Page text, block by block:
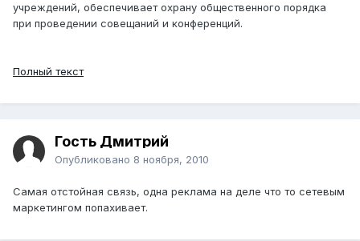
учреждений, обеспечивает охрану общественного порядка
при проведении совещаний и конференций.
Полный текст
Гость Дмитрий
Опубликовано 8 ноября, 2010
Самая отстойная связь, одна реклама на деле что то сетевым
маркетингом попахивает.